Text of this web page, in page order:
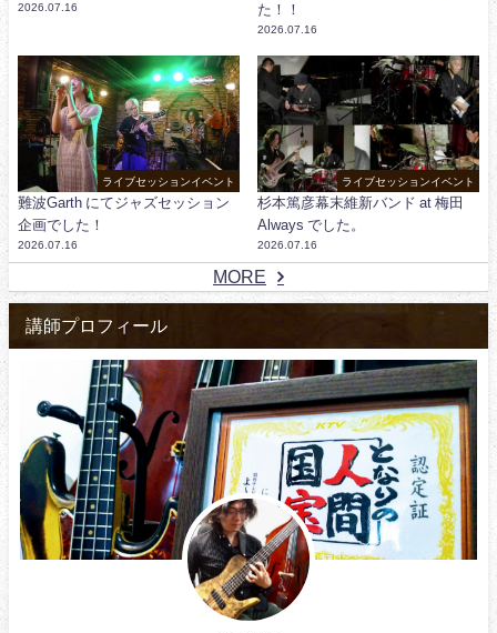
2026.07.16
た！！
2026.07.16
ライブセッションイベント
難波Garth にてジャズセッション
企画でした！
2026.07.16
ライブセッションイベント
杉本篤彦幕末維新バンド at 梅田
Always でした。
2026.07.16
MORE
講師プロフィール